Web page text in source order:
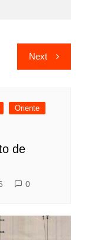
Next
Oriente
de
0